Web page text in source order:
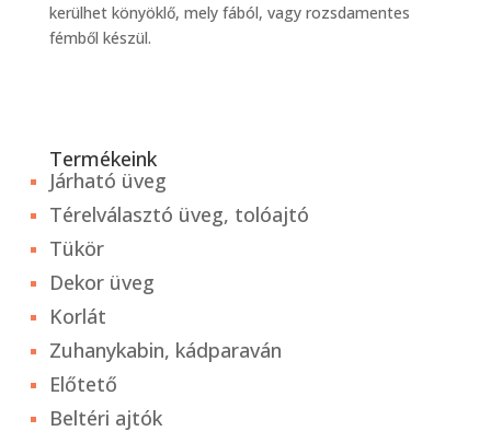
kerülhet könyöklő, mely fából, vagy rozsdamentes
fémből készül.
Termékeink
Járható üveg
Térelválasztó üveg, tolóajtó
Tükör
Dekor üveg
Korlát
Zuhanykabin, kádparaván
Előtető
Beltéri ajtók